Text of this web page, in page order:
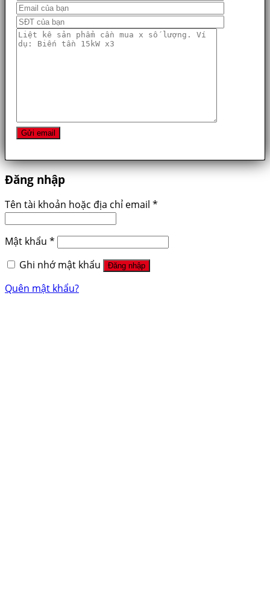
Đăng nhập
Tên tài khoản hoặc địa chỉ email *
Mật khẩu *
Ghi nhớ mật khẩu
Đăng nhập
Quên mật khẩu?